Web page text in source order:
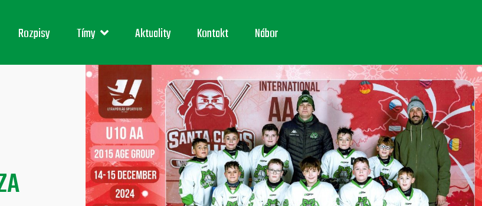
Rozpisy Tímy Aktuality Kontakt Nábor